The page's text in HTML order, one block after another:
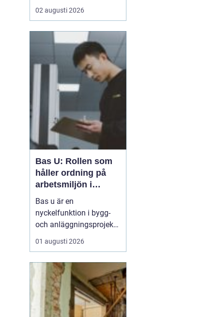
hobbyprojekt i
verkstaden till
sågverk och hyvlerier.
Ytan på virket,
maskinens effektivitet
02 augusti 2026
Bas U: Rollen som
håller ordning på
arbetsmiljön i
byggprojekt
Bas u är en
nyckelfunktion i bygg-
och anläggningsprojekt,
med ansvar för att
arbetsmiljöarbetet
utförandet. Genom att
samordna entreprenörer,
hålla arbetsmiljöplanen
levande och s&aum...
01 augusti 2026